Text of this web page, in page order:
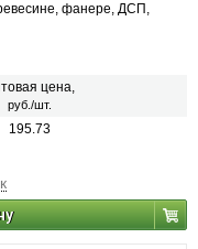
фанере, ДСП,
цена,
руб./шт.
195.73